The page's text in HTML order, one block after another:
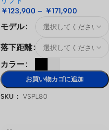
￥123,900 – ￥171,900
モデル
落下距離
カラー
お買い物カゴに追加
SKU： VSPL80